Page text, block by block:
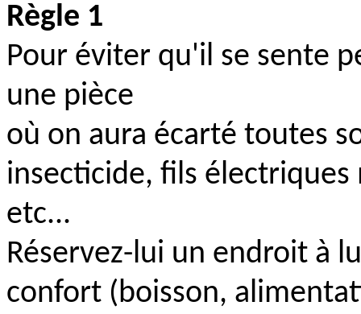
Règle 1
Pour éviter qu'il se sente
une pièce
où on aura écarté toutes
insecticide, fils
etc...
Réservez-lui un endroit à
confort (boisson,